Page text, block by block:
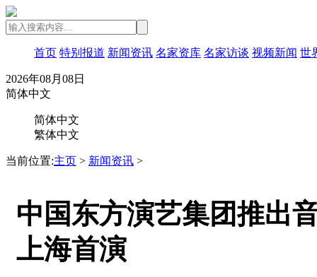
首页 特别报道 新闻资讯 名家资库 名家访谈 视频新闻 世
2026年08月08日
简体中文
简体中文
繁体中文
当前位置:主页 > 新闻资讯 >
中国东方演艺集团推出
上海首演